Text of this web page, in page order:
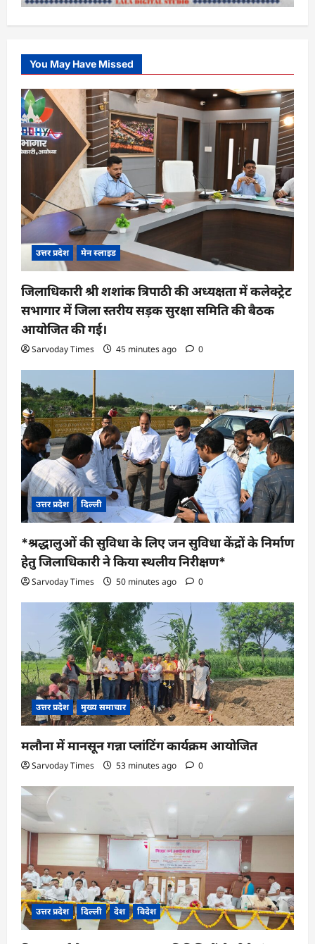
You May Have Missed
उत्तर प्रदेश मेन स्लाइड
जिलाधिकारी श्री शशांक त्रिपाठी की अध्यक्षता में कलेक्ट्रेट
सभागार में जिला स्तरीय सड़क सुरक्षा समिति की बैठक
आयोजित की गई।
Sarvoday Times 45 minutes ago 0
उत्तर प्रदेश दिल्ली
*श्रद्धालुओं की सुविधा के लिए जन सुविधा केंद्रों के निर्माण
हेतु जिलाधिकारी ने किया स्थलीय निरीक्षण*
Sarvoday Times 50 minutes ago 0
उत्तर प्रदेश मुख्य समाचार
मलौना में मानसून गन्ना प्लांटिंग कार्यक्रम आयोजित
Sarvoday Times 53 minutes ago 0
उत्तर प्रदेश दिल्ली देश विदेश